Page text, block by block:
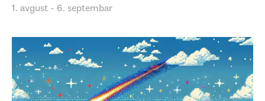
1. avgust - 6. septembar